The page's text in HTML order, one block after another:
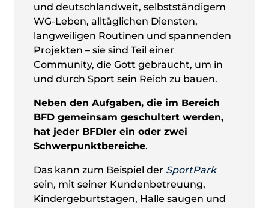
und deutschlandweit, selbstständigem
WG-Leben, alltäglichen Diensten,
langweiligen Routinen und spannenden
Projekten – sie sind Teil einer
Community, die Gott gebraucht, um in
und durch Sport sein Reich zu bauen.
Neben den Aufgaben, die im Bereich
BFD gemeinsam geschultert werden,
hat jeder BFDler ein oder zwei
Schwerpunktbereiche.
Das kann zum Beispiel der SportPark
sein, mit seiner Kundenbetreuung,
Kindergeburtstagen, Halle saugen und